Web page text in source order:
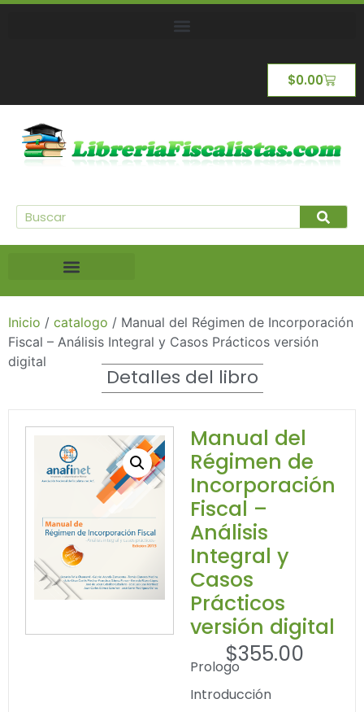
$0.00
Inicio / catalogo / Manual del Régimen de Incorporación
Fiscal – Análisis Integral y Casos Prácticos versión
digital
Detalles del libro
Manual del
Régimen de
Incorporación
Fiscal –
Análisis
Integral y
Casos
Prácticos
versión digital
$355.00
Prologo
Introducción